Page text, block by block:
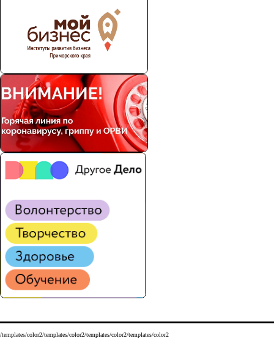
/templates/color2/templates/color2/templates/color2/templates/color2